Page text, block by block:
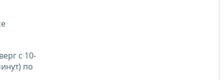
с 10-
по